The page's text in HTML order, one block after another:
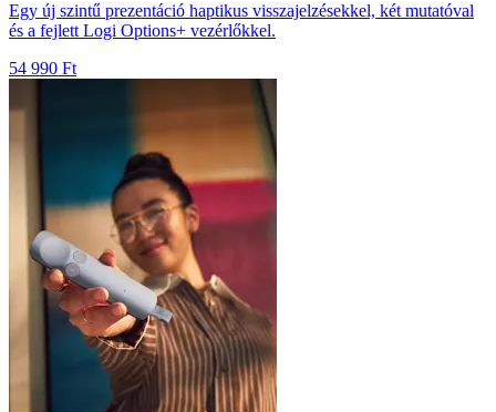
Egy új szintű prezentáció haptikus visszajelzésekkel, két mutatóval
és a fejlett Logi Options+ vezérlőkkel.
54 990 Ft